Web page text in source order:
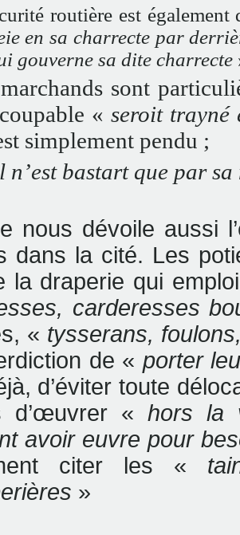
routière est
en sa charrecte par
gouverne sa dite charrecte
sont
« seroit trayné
simplement pendu ;
n’est bastart que par sa
nous dévoile aussi
dans la cité. Les
la draperie qui
carderesses
« tysserans,
de « porter
d’éviter toute
d’œuvrer « hors la
avoir euvre pour
citer les «
»